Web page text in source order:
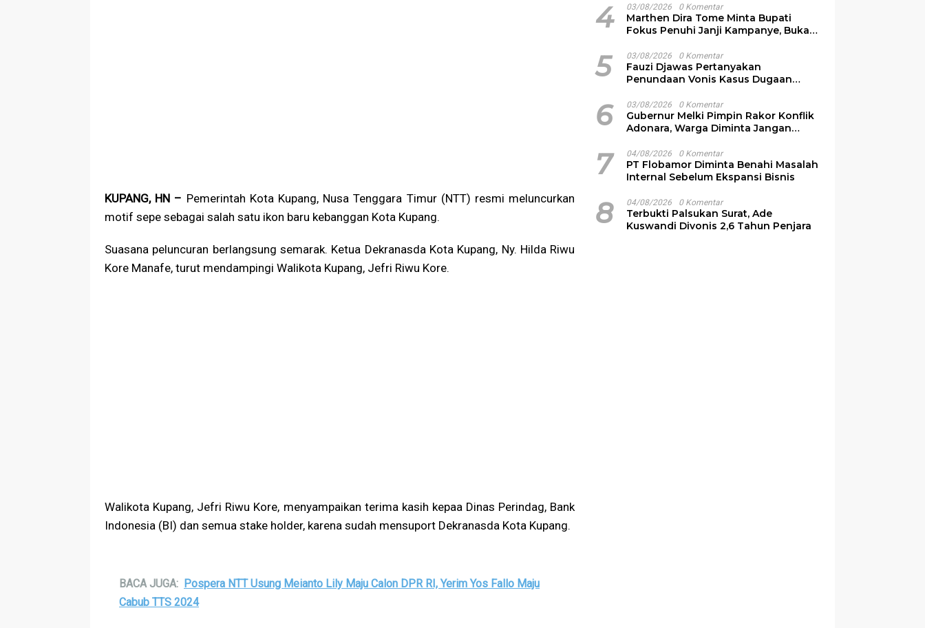
KUPANG, HN – Pemerintah Kota Kupang, Nusa Tenggara Timur (NTT) resmi meluncurkan
motif sepe sebagai salah satu ikon baru kebanggan Kota Kupang.
Suasana peluncuran berlangsung semarak. Ketua Dekranasda Kota Kupang, Ny. Hilda Riwu
Kore Manafe, turut mendampingi Walikota Kupang, Jefri Riwu Kore.
Walikota Kupang, Jefri Riwu Kore, menyampaikan terima kasih kepaa Dinas Perindag, Bank
Indonesia (BI) dan semua stake holder, karena sudah mensuport Dekranasda Kota Kupang.
BACA JUGA: Pospera NTT Usung Meianto Lily Maju Calon DPR RI, Yerim Yos Fallo Maju
Cabub TTS 2024
4 03/08/2026 0 Komentar
Marthen Dira Tome Minta Bupati
Fokus Penuhi Janji Kampanye, Bukan
5 03/08/2026 0 Komentar
Fauzi Djawas Pertanyakan
Penundaan Vonis Kasus Dugaan
6 03/08/2026 0 Komentar
Gubernur Melki Pimpin Rakor Konflik
Adonara, Warga Diminta Jangan
7 04/08/2026 0 Komentar
PT Flobamor Diminta Benahi Masalah
Internal Sebelum Ekspansi Bisnis
8 04/08/2026 0 Komentar
Terbukti Palsukan Surat, Ade
Kuswandi Divonis 2,6 Tahun Penjara